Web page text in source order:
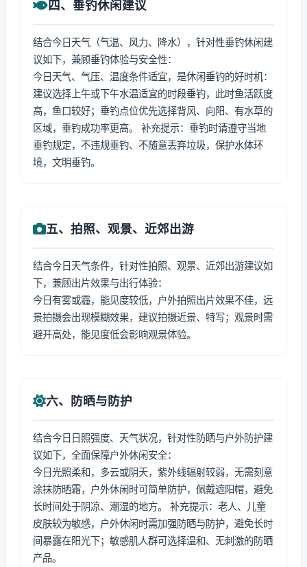
四、垂钓休闲建议
结合今日天气（气温、风力、降水），针对性垂钓休闲建
议如下，兼顾垂钓体验与安全性：
今日天气、气压、温度条件适宜，是休闲垂钓的好时机：
建议选择上午或下午水温适宜的时段垂钓，此时鱼活跃度
高，鱼口较好；垂钓点位优先选择背风、向阳、有水草的
区域，垂钓成功率更高。 补充提示：垂钓时请遵守当地
垂钓规定，不违规垂钓、不随意丢弃垃圾，保护水体环
境，文明垂钓。
五、拍照、观景、近郊出游
结合今日天气条件，针对性拍照、观景、近郊出游建议如
下，兼顾出片效果与出行体验：
今日有雾或霾，能见度较低，户外拍照出片效果不佳，远
景拍摄会出现模糊效果，建议拍摄近景、特写；观景时需
避开高处，能见度低会影响观景体验。
六、防晒与防护
结合今日日照强度、天气状况，针对性防晒与户外防护建
议如下，全面保障户外休闲安全：
今日光照柔和，多云或阴天，紫外线辐射较弱，无需刻意
涂抹防晒霜，户外休闲时可简单防护，佩戴遮阳帽，避免
长时间处于阴凉、潮湿的地方。 补充提示：老人、儿童
皮肤较为敏感，户外休闲时需加强防晒与防护，避免长时
间暴露在阳光下；敏感肌人群可选择温和、无刺激的防晒
产品。